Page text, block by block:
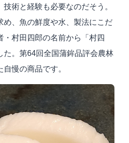
術と経験も必要なのだそう。
め、魚の鮮度や水、製法にこだ
・村田四郎の名前から「村四
た。第64回全国蒲鉾品評会農林
慢の商品です。